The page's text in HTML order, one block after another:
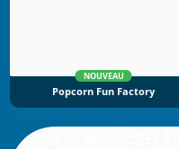
NOUVEAU
Popcorn Fun Factory